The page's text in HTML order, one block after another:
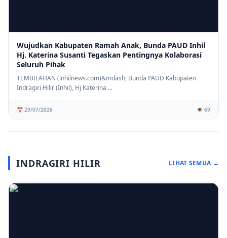
Wujudkan Kabupaten Ramah Anak, Bunda PAUD Inhil
Hj. Katerina Susanti Tegaskan Pentingnya Kolaborasi
Seluruh Pihak
TEMBILAHAN (inhilnews.com)&mdash; Bunda PAUD Kabupaten
Indragiri Hilir (Inhil), Hj Katerina ...
📅 29/07/2026 👁️ 69
INDRAGIRI HILIR LIHAT SEMUA →